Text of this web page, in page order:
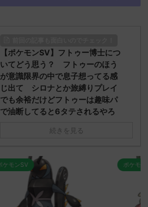
【ポケモンSV】フトゥー博士につ
いてどう思う？ フトゥーのほう
が意識限界の中で息子想ってる感
じ出て シロナとか旅縛りプレイ
でも余裕だけどフトゥーは趣味パ
で油断してると6タテされるやろ
続きを見る
ンSV ポケモンSV